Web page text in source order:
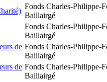
Fonds Charles-Philippe-
Baillairgé
Fonds Charles-Philippe-
Baillairgé
de Fonds Charles-Philippe-
Baillairgé
de Fonds Charles-Philippe-
Baillairgé